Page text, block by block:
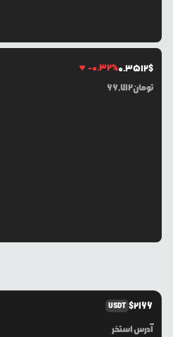
-0.32%0.3512$
66,712تومان
USDT $2166
آدرس استخر